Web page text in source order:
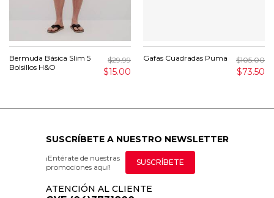
Bermuda Básica Slim 5
Bolsillos H&O
$29.99
$15.00
Gafas Cuadradas Puma $105.00
$73.50
SUSCRÍBETE A NUESTRO NEWSLETTER
¡Entérate de nuestras
promociones aquí!
SUSCRÍBETE
ATENCIÓN AL CLIENTE